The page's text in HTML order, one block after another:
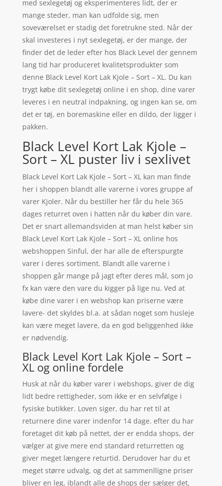
med sexlegetøj og eksperimenteres lidt, der er
mange steder, man kan udfolde sig, men
soveværelset er stadig det foretrukne sted. Når der
skal investeres i nyt sexlegetøj, er der mange, der
finder det de leder efter hos Black Level der gennem
lang tid har produceret kvalitetsprodukter som
denne Black Level Kort Lak Kjole – Sort – XL. Du kan
trygt købe dit sexlegetøj online i en shop, dine varer
leveres i en neutral indpakning, og ingen kan se, om
det er tøj, en boremaskine eller en dildo, der ligger i
pakken.
Black Level Kort Lak Kjole –
Sort – XL puster liv i sexlivet
Black Level Kort Lak Kjole – Sort – XL kan man finde
her i shoppen blandt alle varerne i vores gruppe af
varer Kjoler. Når du bestiller her får du hele 365
dages returret oven i hatten når du køber din vare.
Det er snart allemandsviden at man helst køber sin
Black Level Kort Lak Kjole – Sort – XL online hos
webshoppen Sinful, der har alle de efterspurgte
varer i deres sortiment. Blandt alle varerne i
shoppen går mange på jagt efter deres mål, som jo
fx kan være den vare du kigger på lige nu. Ved at
købe dine varer i en webshop kan priserne være
lavere- det skyldes bl.a. at sådan noget som husleje
kan være meget lavere, da en god beliggenhed ikke
er nødvendig.
Black Level Kort Lak Kjole – Sort –
XL og online fordele
Husk at når du køber varer i webshops, giver de dig
lidt bedre rettigheder, som ikke er en selvfølge i
fysiske butikker. Loven siger, du har ret til at
returnere dine varer indenfor 14 dage. efter du har
foretaget dit køb på nettet, der er endda shops, der
vælger at give mere end standard returretten og
giver meget længere returtid. Derudover har du et
meget større udvalg, og det at sammenlligne priser
bliver en leg, iblandt alle de shops der sælger det,